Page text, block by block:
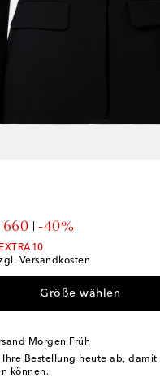
660 price
-40%
Versandkosten
Größe wählen
Morgen Früh
Ihre Bestellung heute ab,
können.